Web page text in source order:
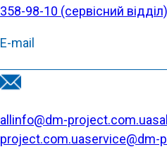
358-98-10 (cервісний відділ)
E-mail
allinfo@dm-project.com.ua
project.com.uaservice@dm-